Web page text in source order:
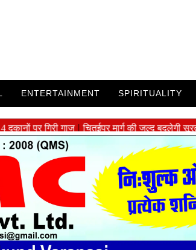
ENTERTAINMENT SPIRITUALITY